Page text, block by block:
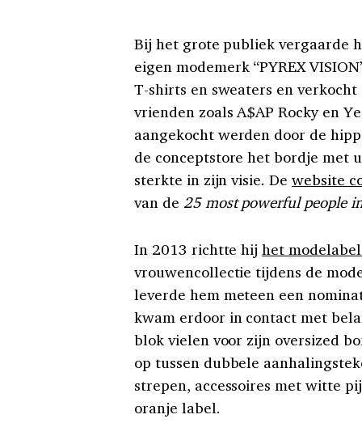
Bij het grote publiek vergaarde
eigen modemerk “PYREX
T-shirts en sweaters en
vrienden zoals A$AP Rocky en
aangekocht werden door de
de conceptstore het bordje met
sterkte in zijn visie. Dewebsite
van de 25 most powerful people
In 2013 richtte hijhet
vrouwencollectie tijdens de
leverde hem meteen een
kwam erdoor in contact met
blok vielen voor zijn oversized
op tussen dubbele
strepen, accessoires met witte
oranje label.